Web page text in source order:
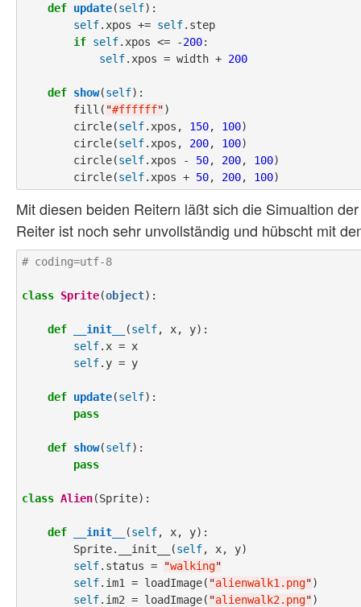
def update(self):
self.xpos += self.step
if self.xpos <= -200:
self.xpos = width + 200
def show(self):
        fill(
"#ffffff")
        circle(
self.xpos, 150, 100)
        circle(
self.xpos, 200, 100)
        circle(
self.xpos - 50, 200, 100)
        circle(
self.xpos + 50, 200, 100
Mit diesen beiden Reitern läßt sich die Simualtion
Reiter ist noch sehr unvollständig und hübscht mit
# coding=utf-8
class Sprite(object):
def __init__ (self, x, y):
self.x = x
self.y = y
def update(self):
pass
def show(self):
pass
class Alien(Sprite):
def __init__ (self, x, y):
        Sprite.__init__(
self, x, y)
self.status = "walking"
self.im1 = loadImage( "alienwalk1.png")
self.im2 = loadImage( "alienwalk2.png")